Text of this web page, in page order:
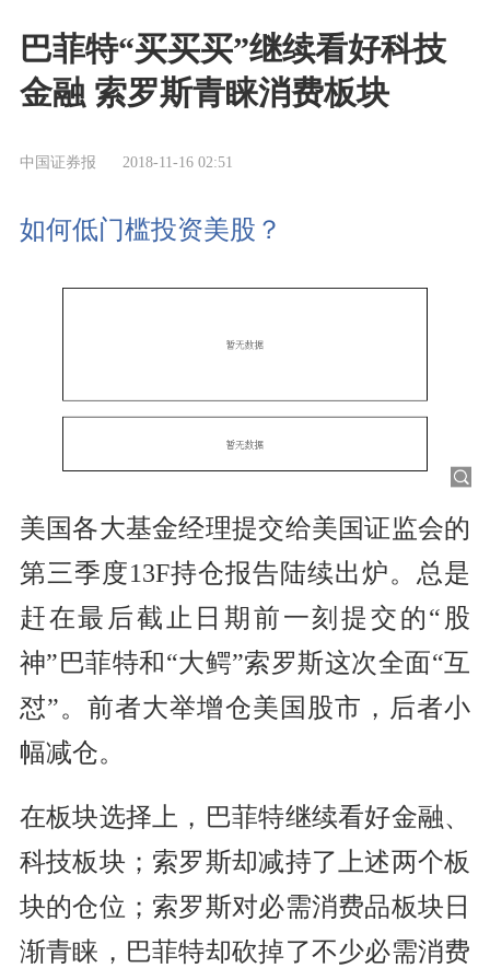
巴菲特“买买买”继续看好科技
金融 索罗斯青睐消费板块
中国证券报 2018-11-16 02:51
如何低门槛投资美股？
美国各大基金经理提交给美国证监会的
第三季度13F持仓报告陆续出炉。总是
赶在最后截止日期前一刻提交的“股
神”巴菲特和“大鳄”索罗斯这次全面“互
怼”。前者大举增仓美国股市，后者小
幅减仓。
在板块选择上，巴菲特继续看好金融、
科技板块；索罗斯却减持了上述两个板
块的仓位；索罗斯对必需消费品板块日
渐青睐，巴菲特却砍掉了不少必需消费